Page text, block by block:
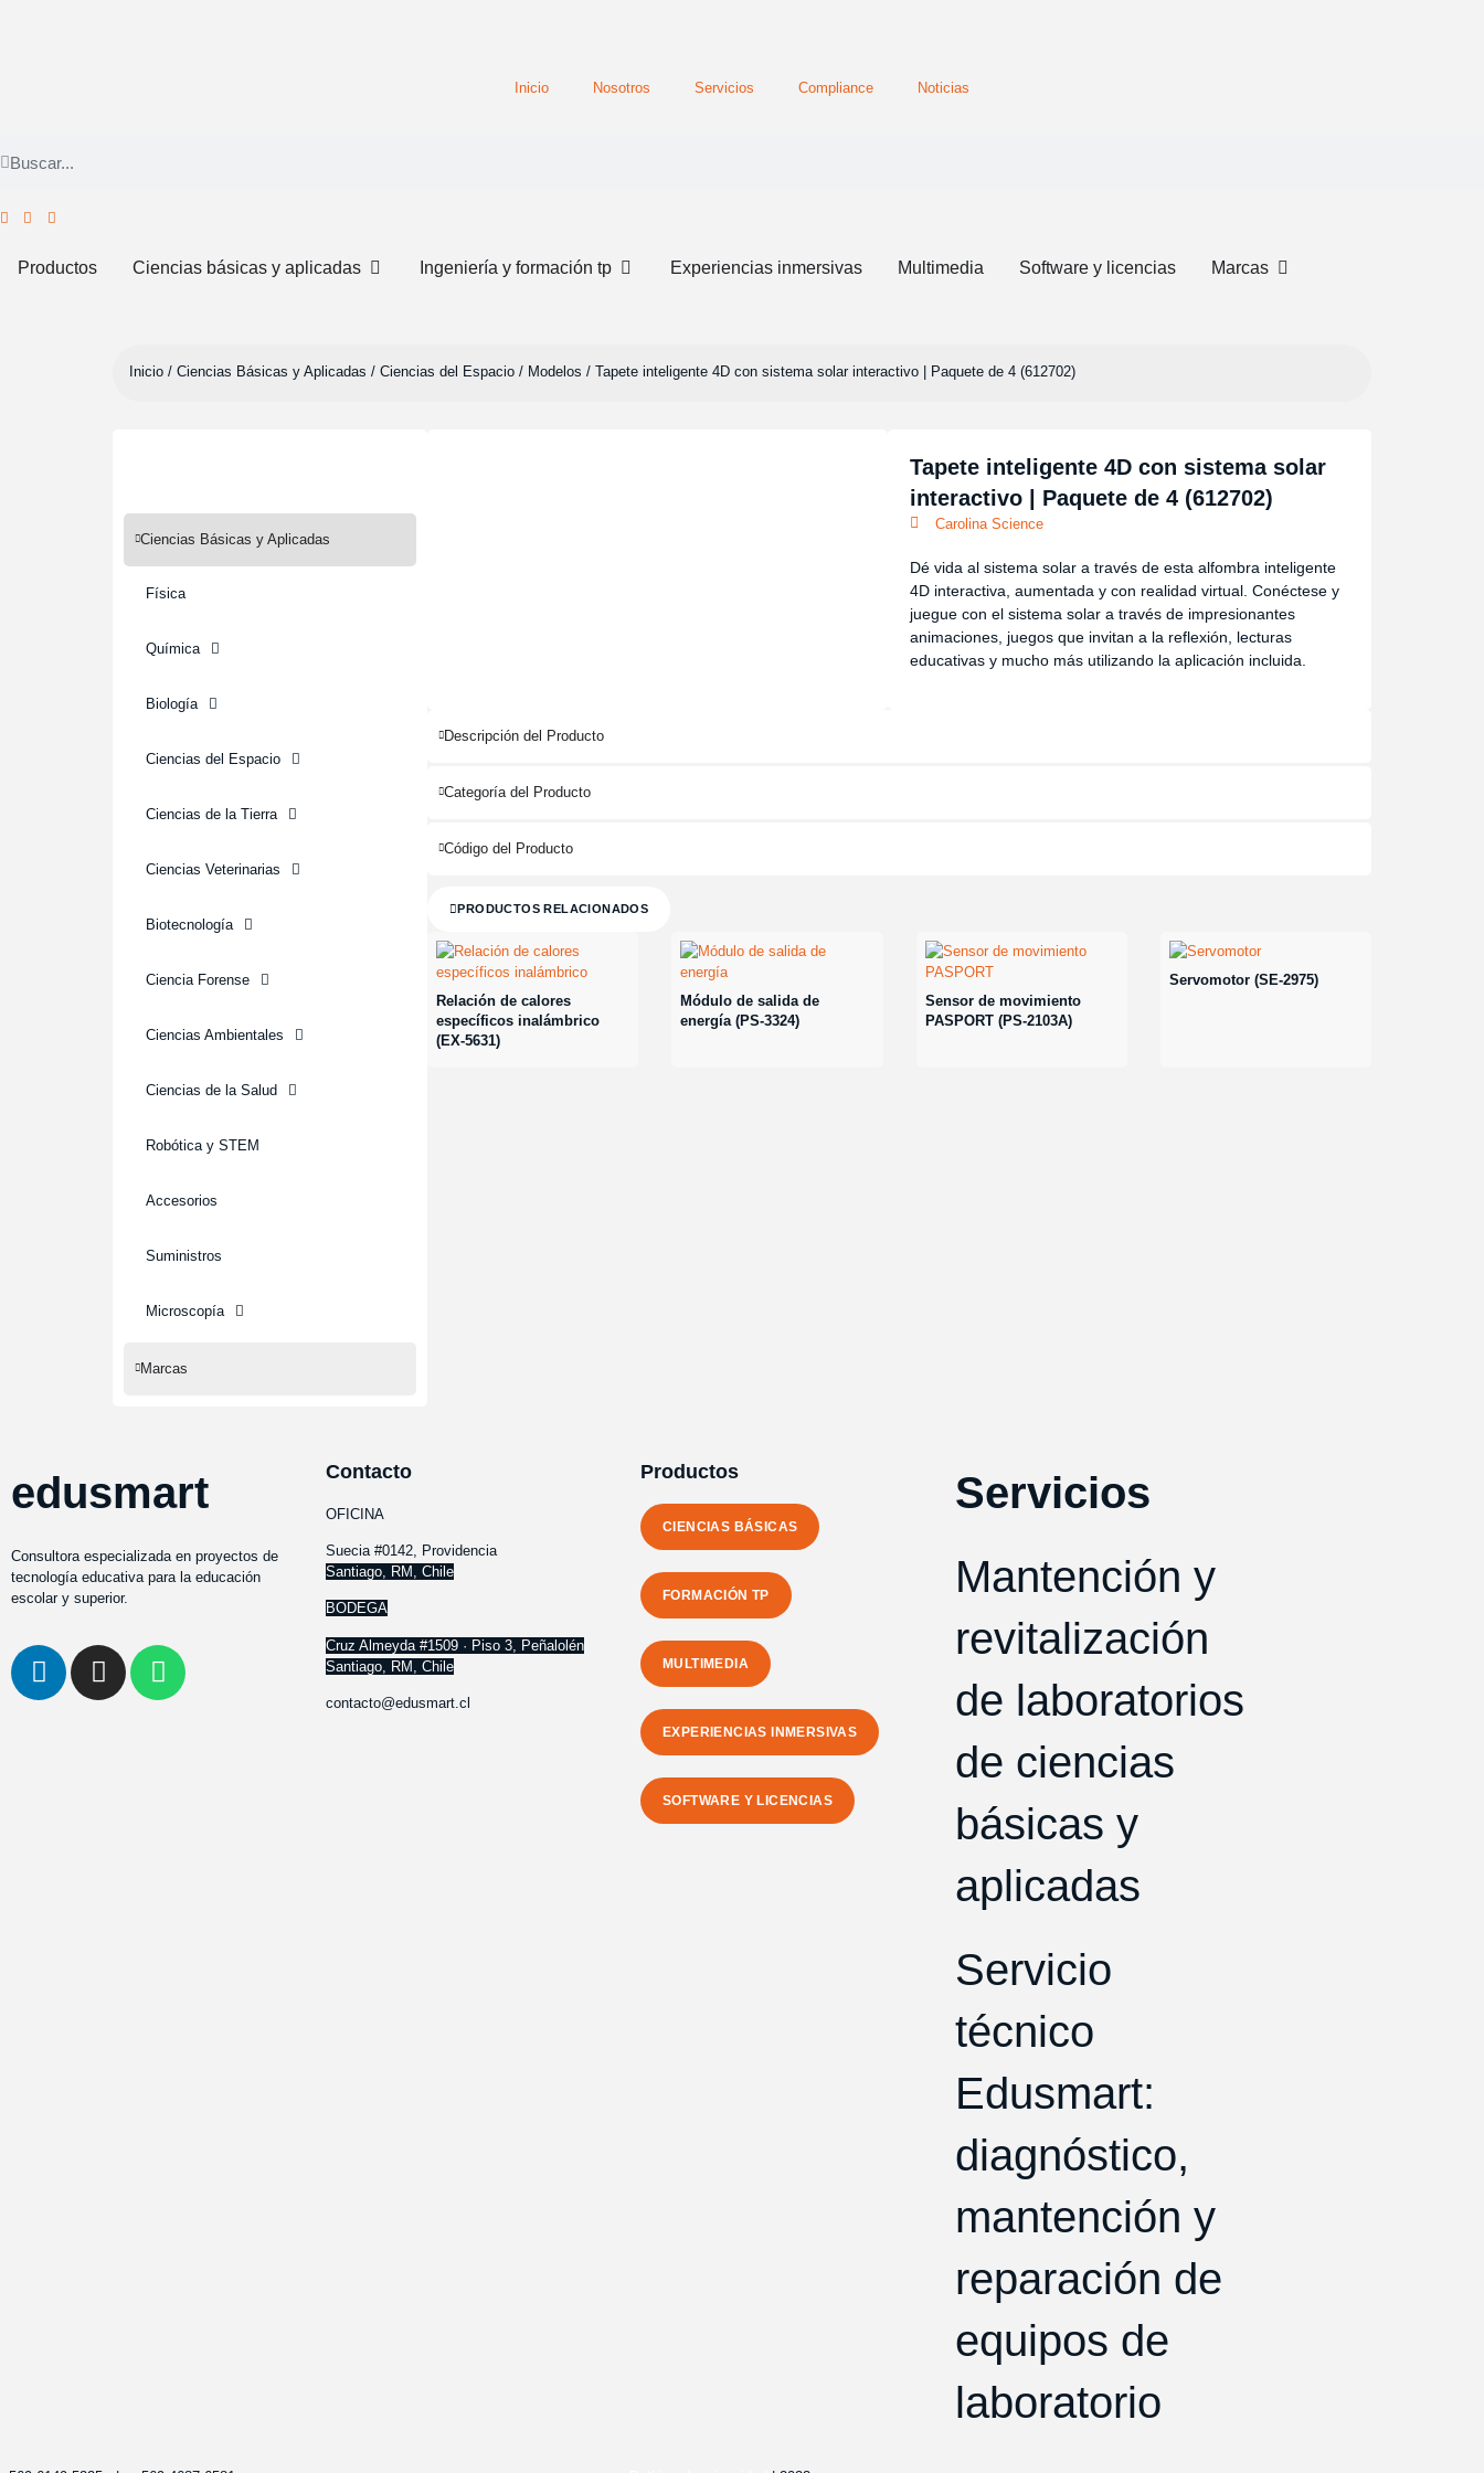
Inicio Nosotros Servicios Compliance Noticias
Productos Ciencias básicas y aplicadas Ingeniería y formación tp Experiencias inmersivas Multimedia Software y licencias Marcas
Inicio / Ciencias Básicas y Aplicadas / Ciencias del Espacio / Modelos / Tapete inteligente 4D con sistema solar interactivo | Paquete de 4 (612702)
Ciencias Básicas y Aplicadas
Física
Química
Biología
Ciencias del Espacio
Ciencias de la Tierra
Ciencias Veterinarias
Biotecnología
Ciencia Forense
Ciencias Ambientales
Ciencias de la Salud
Robótica y STEM
Accesorios
Suministros
Microscopía
Marcas
Tapete inteligente 4D con sistema solar
interactivo | Paquete de 4 (612702)
Carolina Science
Dé vida al sistema solar a través de esta alfombra inteligente
4D interactiva, aumentada y con realidad virtual. Conéctese y
juegue con el sistema solar a través de impresionantes
animaciones, juegos que invitan a la reflexión, lecturas
educativas y mucho más utilizando la aplicación incluida.
Descripción del Producto
Categoría del Producto
Código del Producto
PRODUCTOS RELACIONADOS
Relación de calores
específicos inalámbrico
(EX-5631)
Módulo de salida de
energía (PS-3324)
Sensor de movimiento
PASPORT (PS-2103A)
Servomotor (SE-2975)
edusmart
Consultora especializada en proyectos de
tecnología educativa para la educación
escolar y superior.
Contacto
OFICINA
Suecia #0142, Providencia
Santiago, RM, Chile
BODEGA
Cruz Almeyda #1509 · Piso 3, Peñalolén
Santiago, RM, Chile
contacto@edusmart.cl
Productos
CIENCIAS BÁSICAS
FORMACIÓN TP
MULTIMEDIA
EXPERIENCIAS INMERSIVAS
SOFTWARE Y LICENCIAS
Servicios
Mantención y
revitalización
de laboratorios
de ciencias
básicas y
aplicadas
Servicio
técnico
Edusmart:
diagnóstico,
mantención y
reparación de
equipos de
laboratorio